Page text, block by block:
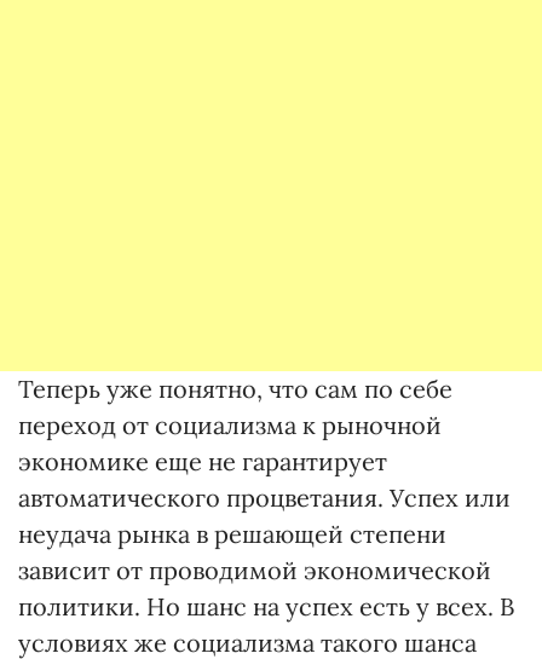
Теперь уже понятно, что сам по себе
переход от социализма к рыночной
экономике еще не гарантирует
автоматического процветания. Успех или
неудача рынка в решающей степени
зависит от проводимой экономической
политики. Но шанс на успех есть у всех. В
условиях же социализма такого шанса